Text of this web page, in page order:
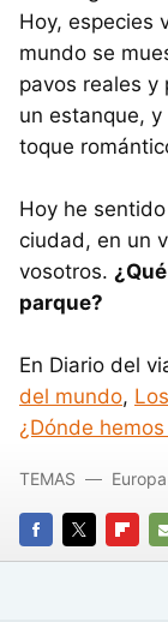
Hoy, especies
mundo se
pavos reales y
un estanque,
toque
Hoy he
ciudad, en un
vosotros.
parque?
En Diario del
del mundo,
¿Dónde
FACEBOOK
TWITTER
TEMAS Europa